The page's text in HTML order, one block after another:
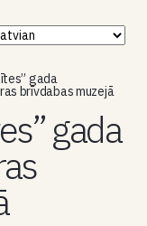
gada
brīvdabas muzejā
gada